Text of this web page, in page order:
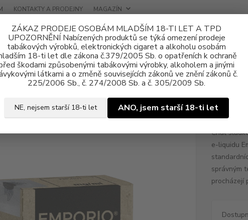
ZÁKAZ PRODEJE OSOBÁM MLADŠÍM 18-TI LET A TPD
UPOZORNĚNÍ Nabízených produktů se týká omezení prodeje
tabákových výrobků, elektronických cigaret a alkoholu osobám
18-ti let dle zákona č.379/2005 Sb. o opatřeních k ochraně
škodami způsobenými tabákovými výrobky, alkoholem a jinými
látkami a o změně souvisejících zákonů ve znění zákonů č.
225/2006 Sb., č. 274/2008 Sb. a č. 305/2009 Sb.
NE, nejsem starší 18-ti let ANO, jsem starší 18-ti let
KONTAKTY A PRODEJNY MAGAZÍN
e-liquid E-liquid EMPORIO E-liquid EMPORIO Jahoda 10ml - 9mg
EMPORIO Jahoda 10ml - 9mg
Chuť
e-liquidu
správným
procházejí